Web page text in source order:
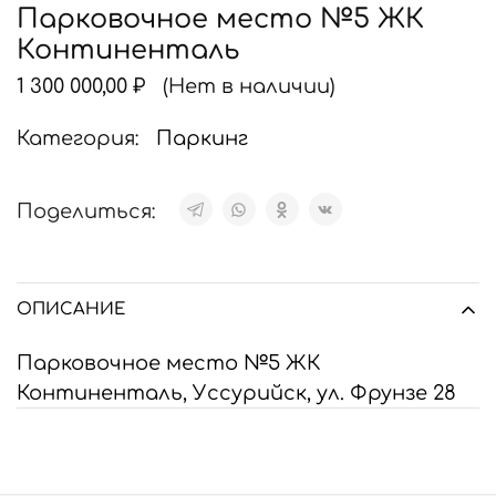
Парковочное место №5 ЖК
Континенталь
1 300 000,00 ₽ (Нет в наличии)
Категория: Паркинг
Поделиться:
ОПИСАНИЕ
Парковочное место №5 ЖК
Континенталь, Уссурийск, ул. Фрунзе 28